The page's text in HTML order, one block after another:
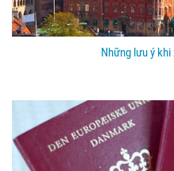
Những lưu ý